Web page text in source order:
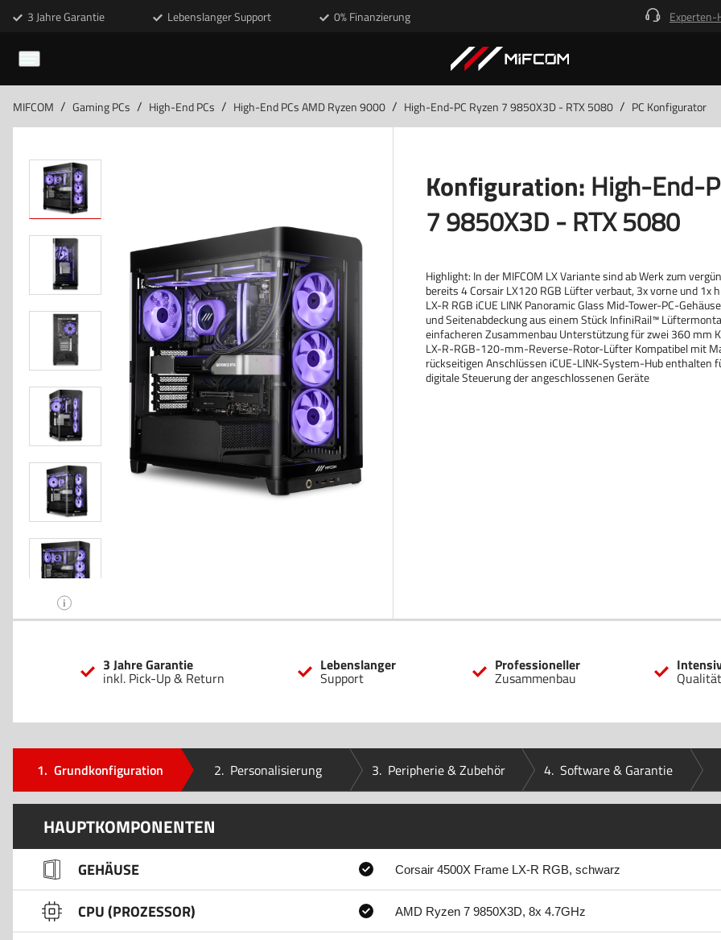
3 Jahre Garantie Lebenslanger Support 0% Finanzierung
MIFCOM / Gaming PCs / High-End PCs / High-End PCs AMD Ryzen 9000 / High-End-PC Ryzen 7 9850X3D - RTX 5080 / PC Konfigurator
i
Konfiguration: High-End-
7 9850X3D - RTX 5080
Highlight: In der MIFCOM LX Variante sind ab Werk zum
bereits 4 Corsair LX120 RGB Lüfter verbaut, 3x vorne und 1x
LX-R RGB iCUE LINK Panoramic Glass Mid-Tower-PC-
und Seitenabdeckung aus einem Stück InfiniRail™
einfacheren Zusammenbau Unterstützung für zwei 360 mm
LX-R-RGB-120-mm-Reverse-Rotor-Lüfter Kompatibel mit
rückseitigen Anschlüssen iCUE-LINK-System-Hub enthalten
digitale Steuerung der angeschlossenen Geräte
3 Jahre Garantie
inkl. Pick-Up & Return
Lebenslanger
Support
Professioneller
Zusammenbau
1. Grundkonfiguration 2. Personalisierung 3. Peripherie & Zubehör 4. Software & Garantie
HAUPTKOMPONENTEN
GEHÄUSE Corsair 4500X Frame LX-R RGB, schwarz
CPU (PROZESSOR) AMD Ryzen 7 9850X3D, 8x 4.7GHz